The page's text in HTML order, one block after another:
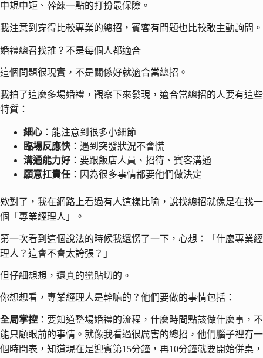
中規中矩、幹練一點的打扮最保險。
我注意到穿得比較專業的總招，賓客有問題也比較敢主動詢問。
婚禮總召找誰？不是每個人都適合
這個問題很現實，不是關係好就適合當總招。
我拍了這麼多場婚禮，觀察下來發現，適合當總招的人要有這些
特質：
細心 ：能注意到很多小細節
臨場反應快 ：遇到突發狀況不會慌
溝通能力好 ：要跟飯店人員、招待、賓客溝通
願意扛責任 ：因為很多事情都要他們做決定
欸對了，我在網路上看過有人這樣比喻，說找總招就像是在找一
個「專業經理人」。
第一次看到這個說法的時候我還愣了一下，心想：「什麼專業經
理人？這會不會太誇張？」
但仔細想想，還真的蠻貼切的。
你想想看，專業經理人是幹嘛的？他們要做的事情包括：
全局掌控 ：要知道整場婚禮的流程，什麼時間點該做什麼事，不
能只顧眼前的事情。就像我看過很厲害的總招，他們腦子裡有一
個時間表，知道現在是迎賓第15分鐘，再10分鐘就要開始併桌，